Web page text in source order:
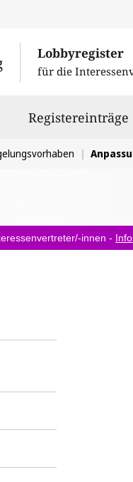
Lobbyregister
für die
Registereinträge
innen -